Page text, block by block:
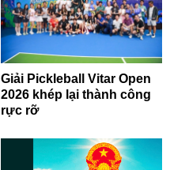
Giải Pickleball Vitar Open
2026 khép lại thành công
rực rỡ